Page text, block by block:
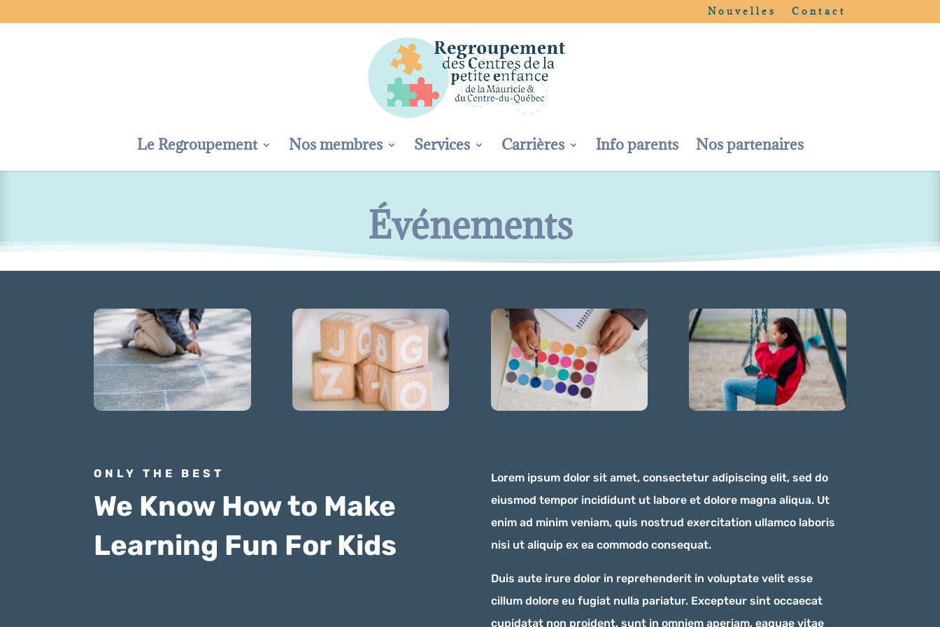
Nouvelles Contact
Le Regroupement Nos membres Services Carrières Info parents Nos partenaires
Événements
ONLY THE BEST
We Know How to Make
Learning Fun For Kids
Lorem ipsum dolor sit amet, consectetur adipiscing elit, sed do
eiusmod tempor incididunt ut labore et dolore magna aliqua. Ut
enim ad minim veniam, quis nostrud exercitation ullamco laboris
nisi ut aliquip ex ea commodo consequat.
Duis aute irure dolor in reprehenderit in voluptate velit esse
cillum dolore eu fugiat nulla pariatur. Excepteur sint occaecat
cupidatat non proident, sunt in omniem aperiam, eaquae vitae